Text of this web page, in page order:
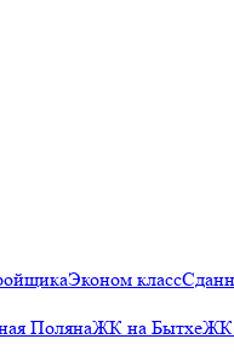
Эконом класс
ПолянаЖК на БытхеЖК